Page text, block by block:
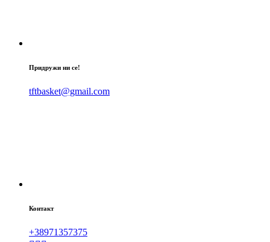
Придружи ни се!
tftbasket@gmail.com
Контакт
+38971357375